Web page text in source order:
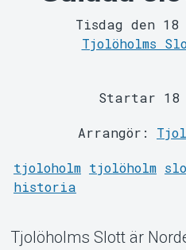
Tisdag den 18
Tjolöholms
Startar 18
Arrangör:
tjoloholm tjolöholm
historia
Tjolöholms Slott är